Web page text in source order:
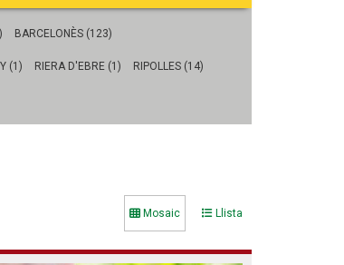
BARCELONÈS (123)
(1) RIERA D'EBRE (1) RIPOLLES (14)
Mosaic Llista
un donatiu
Treballa amb nosaltres